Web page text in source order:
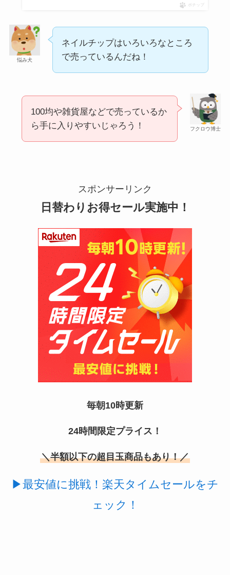
冷凍ペットボトルはどこに売ってる？ドンキやセ
ブンなどのコンビニで買える！
マックカードはどこで買える？Amazonや金券ショ
ップに売ってる！
店！
ポチップ
悩み犬
ネイルチップはいろいろなところ
で売っているんだね！
フクロウ博士
100均や雑貨屋などで売っているか
ら手に入りやすいじゃろう！
スポンサーリンク
日替わりお得セール実施中！
毎朝10時更新
24時間限定プライス！
＼半額以下の超目玉商品もあり！／
▶最安値に挑戦！楽天タイムセールをチ
ェック！